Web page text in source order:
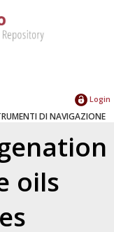
Login
DI NAVIGAZIONE
oils